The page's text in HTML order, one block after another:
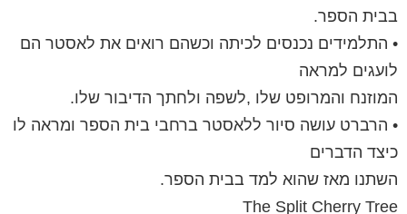
בבית הספר.
• התלמידים נכנסים לכיתה וכשהם רואים את לאסטר הם
לועגים למראה
המוזנח והמרופט שלו ,לשפה ולחתך הדיבור שלו.
• הרברט עושה סיור ללאסטר ברחבי בית הספר ומראה לו
כיצד הדברים
השתנו מאז שהוא למד בבית הספר.
The Split Cherry Tree